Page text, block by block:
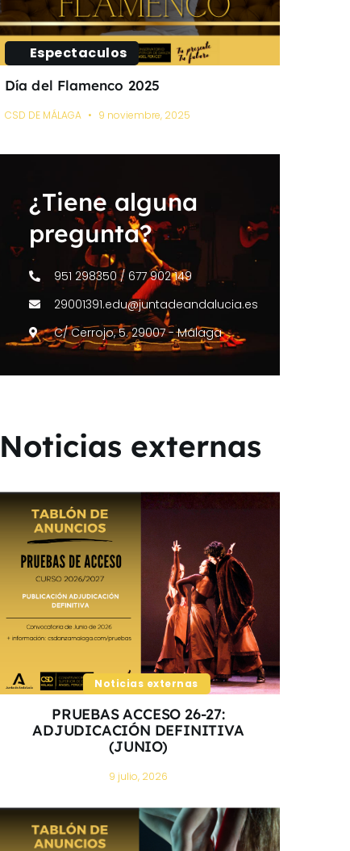
Espectaculos
Día del Flamenco 2025
CSD DE MÁLAGA 9 noviembre, 2025
¿Tiene alguna
pregunta?
951 298350 / 677 902 149
29001391.edu@juntadeandalucia.es
C/ Cerrojo, 5. 29007 - Málaga
Noticias externas
Noticias externas
PRUEBAS ACCESO 26-27:
ADJUDICACIÓN DEFINITIVA
(JUNIO)
9 julio, 2026